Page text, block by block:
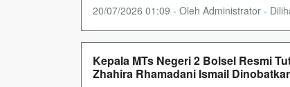
20/07/2026 01:09 - Oleh Administrator -
Kepala MTs Negeri 2 Bolsel Resmi
Zhahira Rhamadani Ismail